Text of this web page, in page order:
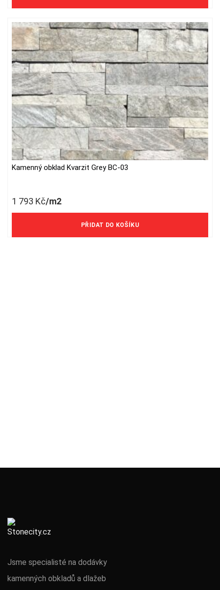
be
chosen
on
the
product
page
Kamenný obklad Kvarzit Grey BC-03
1 793 Kč/m2
1 482 Kč/m2 bez DPH
PŘIDAT DO KOŠÍKU
Jsme specialisté na dodávky
kamenných obkladů a dlažeb